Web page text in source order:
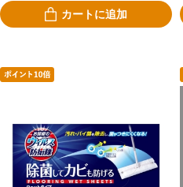
カートに追加